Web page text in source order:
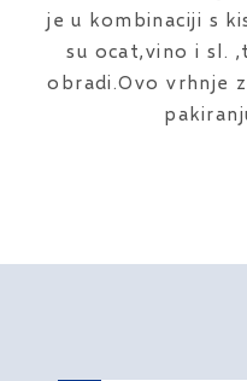
je u kombinaciji s
su ocat,vino i sl.
obradi.Ovo vrhnje